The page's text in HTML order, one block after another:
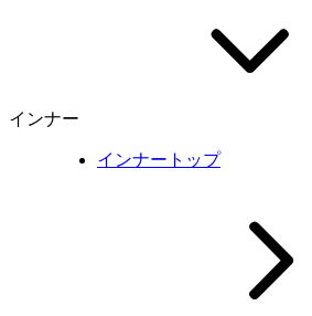
インナー
インナートップ